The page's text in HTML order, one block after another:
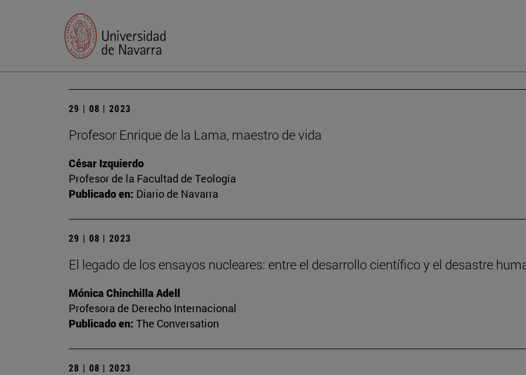
29 | 08 | 2023
Profesor Enrique de la Lama, maestro de vida
César Izquierdo
Profesor de la Facultad de Teología
Publicado en: Diario de Navarra
29 | 08 | 2023
El legado de los ensayos nucleares: entre el desarrollo científico y el desastre
Mónica Chinchilla Adell
Profesora de Derecho Internacional
Publicado en: The Conversation
28 | 08 | 2023